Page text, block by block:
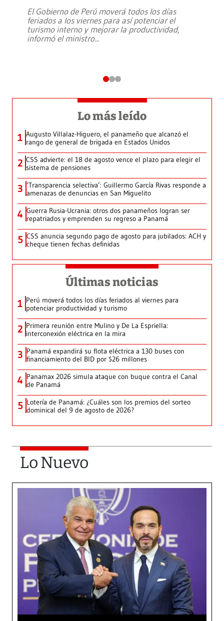
El Gobierno de Perú moverá todos los días
feriados a los viernes para así potenciar el
turismo interno y mejorar la productividad,
informó el ministro...
Lo más leído
1 Augusto Villalaz-Higuero, el panameño que alcanzó el
rango de general de brigada en Estados Unidos
2 CSS advierte: el 18 de agosto vence el plazo para elegir el
sistema de pensiones
3 ‘Transparencia selectiva’: Guillermo García Rivas responde a
amenazas de denuncias en San Miguelito
4 Guerra Rusia-Ucrania: otros dos panameños logran ser
repatriados y emprenden su regreso a Panamá
5 CSS anuncia segundo pago de agosto para jubilados: ACH y
cheque tienen fechas definidas
Últimas noticias
1 Perú moverá todos los días feriados al viernes para
potenciar productividad y turismo
2 Primera reunión entre Mulino y De La Espriella:
interconexión eléctrica en la mira
3 Panamá expandirá su flota eléctrica a 130 buses con
financiamiento del BID por $26 millones
4 Panamax 2026 simula ataque con buque contra el Canal
de Panamá
5 Lotería de Panamá: ¿Cuáles son los premios del sorteo
dominical del 9 de agosto de 2026?
Lo Nuevo